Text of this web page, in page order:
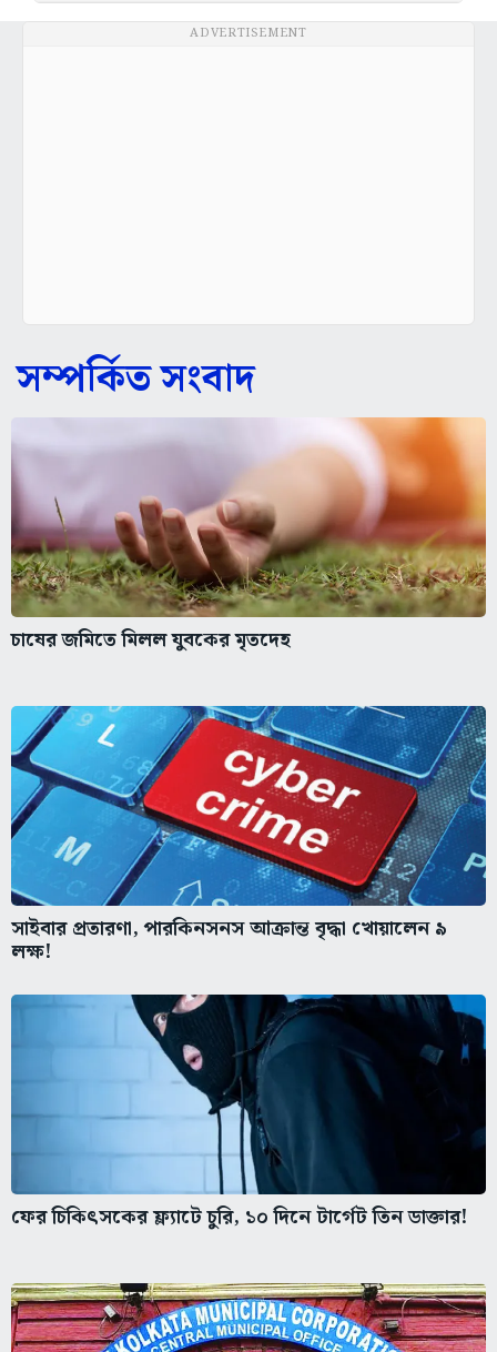
ADVERTISEMENT
সম্পর্কিত সংবাদ
চাষের জমিতে মিলল যুবকের মৃতদেহ
সাইবার প্রতারণা, পারকিনসনস আক্রান্ত বৃদ্ধা খোয়ালেন ৯
লক্ষ!
ফের চিকিৎসকের ফ্ল্যাটে চুরি, ১০ দিনে টার্গেট তিন ডাক্তার!